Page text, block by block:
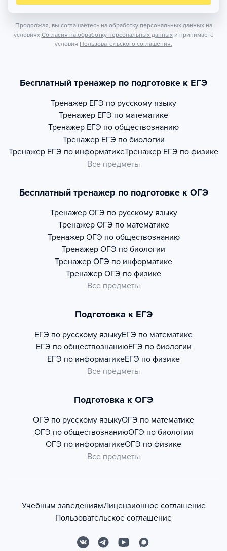
Продолжая, вы соглашаетесь на обработку персональных данных на
условиях Согласия на обработку персональных данных и принимаете
условия Пользовательского соглашения.
Бесплатный тренажер по подготовке к ЕГЭ
Тренажер ЕГЭ по русскому языку
Тренажер ЕГЭ по математике
Тренажер ЕГЭ по обществознанию
Тренажер ЕГЭ по биологии
Тренажер ЕГЭ по информатикеТренажер ЕГЭ по физике
Все предметы
Бесплатный тренажер по подготовке к ОГЭ
Тренажер ОГЭ по русскому языку
Тренажер ОГЭ по математике
Тренажер ОГЭ по обществознанию
Тренажер ОГЭ по биологии
Тренажер ОГЭ по информатике
Тренажер ОГЭ по физике
Все предметы
Подготовка к ЕГЭ
ЕГЭ по русскому языкуЕГЭ по математике
ЕГЭ по обществознаниюЕГЭ по биологии
ЕГЭ по информатикеЕГЭ по физике
Все предметы
Подготовка к ОГЭ
ОГЭ по русскому языкуОГЭ по математике
ОГЭ по обществознаниюОГЭ по биологии
ОГЭ по информатикеОГЭ по физике
Все предметы
Учебным заведениямЛицензионное соглашение
Пользовательское соглашение